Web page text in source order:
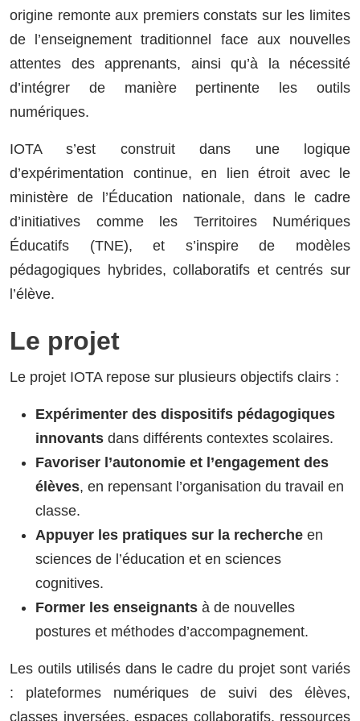
origine remonte aux premiers constats sur les limites
de l’enseignement traditionnel face aux nouvelles
attentes des apprenants, ainsi qu’à la nécessité
d’intégrer de manière pertinente les outils
numériques.
IOTA s’est construit dans une logique
d’expérimentation continue, en lien étroit avec le
ministère de l’Éducation nationale, dans le cadre
d’initiatives comme les Territoires Numériques
Éducatifs (TNE), et s’inspire de modèles
pédagogiques hybrides, collaboratifs et centrés sur
l’élève.
Le projet
Le projet IOTA repose sur plusieurs objectifs clairs :
Expérimenter des dispositifs pédagogiques
innovants dans différents contextes scolaires.
Favoriser l’autonomie et l’engagement des
élèves, en repensant l’organisation du travail en
classe.
Appuyer les pratiques sur la recherche en
sciences de l’éducation et en sciences
cognitives.
Former les enseignants à de nouvelles
postures et méthodes d’accompagnement.
Les outils utilisés dans le cadre du projet sont variés
: plateformes numériques de suivi des élèves,
classes inversées, espaces collaboratifs, ressources